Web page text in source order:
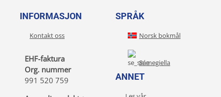
INFORMASJON
Kontakt oss
EHF-faktura
Org. nummer
991 520 759
SPRÅK
Norsk bokmål
Sámegiella
ANNET